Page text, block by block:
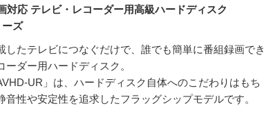
対応 テレビ・レコーダー用高級ハードディスク
ズ
したテレビにつなぐだけで、誰でも簡単に番組録画でき
ーダー用ハードディスク。
UR」は、 ハードディスク自体へのこだわりはもち
音性や安定性を追求したフラッグシップモデルです。